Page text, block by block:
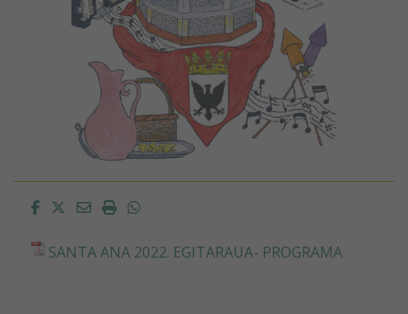
Facebook
Twitter
EmailImprimirWhatsapp
SANTA ANA 2022. EGITARAUA- PROGRAMA